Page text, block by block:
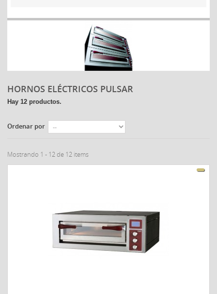
HORNOS ELÉCTRICOS PULSAR
Hay 12 productos.
Ordenar por
Mostrando 1 - 12 de 12 items